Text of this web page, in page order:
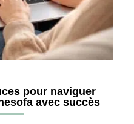
pour naviguer
avec succès